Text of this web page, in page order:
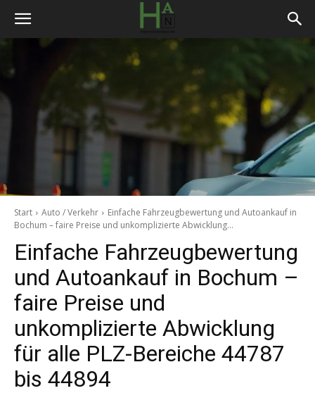
Start Auto / Verkehr
Einfache Fahrzeugbewertung und Autoankauf in
Bochum – faire Preise und unkomplizierte Abwicklung...
Einfache Fahrzeugbewertung
und Autoankauf in Bochum –
faire Preise und
unkomplizierte Abwicklung
für alle PLZ-Bereiche 44787
bis 44894